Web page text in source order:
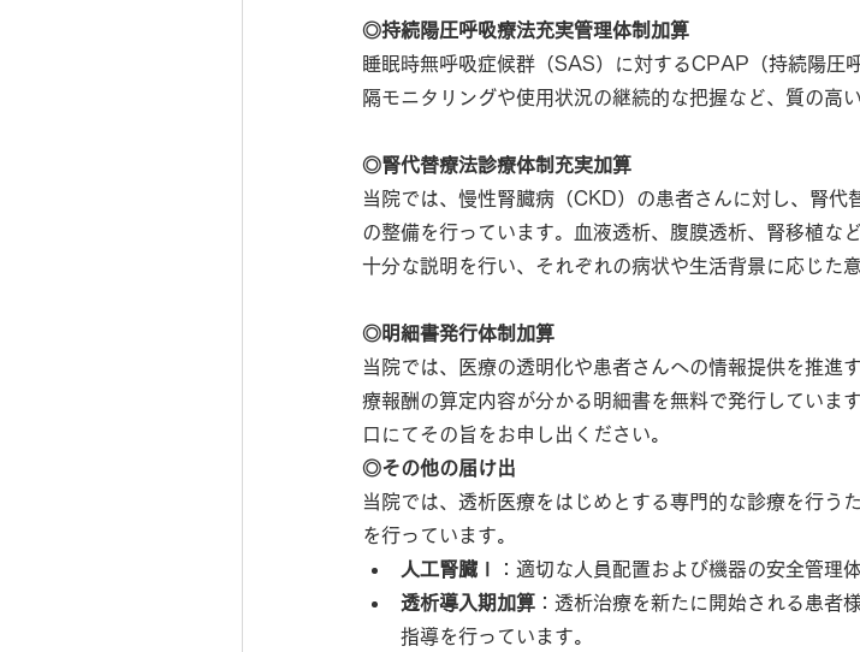
◎持続陽圧呼吸療法充実管理体制加算
睡眠時無呼吸症候群（SAS）に対するCPAP（持続陽圧
隔モニタリングや使用状況の継続的な把握など、質の高
◎腎代替療法診療体制充実加算
当院では、慢性腎臓病（CKD）の患者さんに対し、腎代
の整備を行っています。血液透析、腹膜透析、腎移植な
十分な説明を行い、それぞれの病状や生活背景に応じた
◎明細書発行体制加算
当院では、医療の透明化や患者さんへの情報提供を推進
療報酬の算定内容が分かる明細書を無料で発行していま
口にてその旨をお申し出ください。
◎その他の届け出
当院では、透析医療をはじめとする専門的な診療を行う
を行っています。
人工腎臓Ⅰ
：適切な人員配置および機器の安全管理
透析導入期加算 ：透析治療を新たに開始される患者
指導を行っています。